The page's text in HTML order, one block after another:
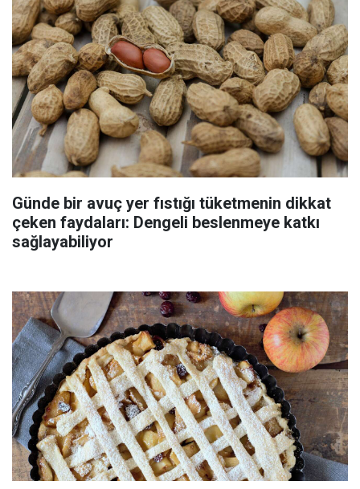
Günde bir avuç yer fıstığı tüketmenin dikkat
çeken faydaları: Dengeli beslenmeye katkı
sağlayabiliyor